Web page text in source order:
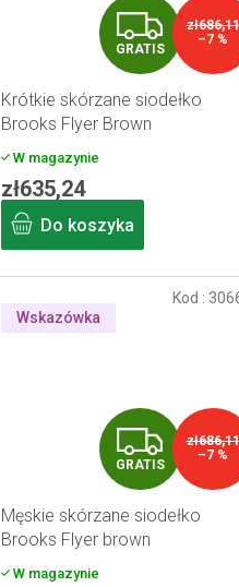
G
R
A
GRATIS
zł686,11
–7 %
Krótkie skórzane siodełko
Brooks Flyer Brown
W magazynie
zł635,24
Do koszyka
Wskazówka
G
R
A
GRATIS
zł686,11
–7 %
Męskie skórzane siodełko
Brooks Flyer brown
W magazynie
Kod :